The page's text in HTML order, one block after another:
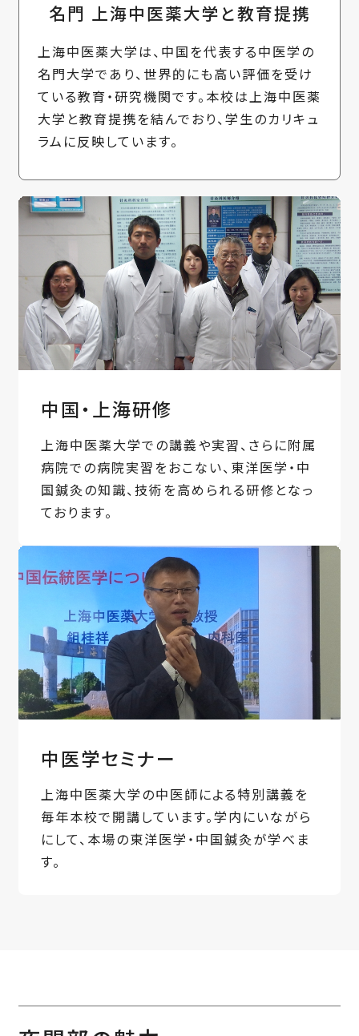
名門 上海中医薬大学と教育提携
上海中医薬大学は、中国を代表する中医学の
名門大学であり、世界的にも高い評価を受け
ている教育・研究機関です。本校は上海中医薬
大学と教育提携を結んでおり、学生のカリキュ
ラムに反映しています。
中国・上海研修
上海中医薬大学での講義や実習、さらに附属
病院での病院実習をおこない、東洋医学・中
国鍼灸の知識、技術を高められる研修となっ
ております。
中医学セミナー
上海中医薬大学の中医師による特別講義を
毎年本校で開講しています。学内にいながら
にして、本場の東洋医学・中国鍼灸が学べま
す。